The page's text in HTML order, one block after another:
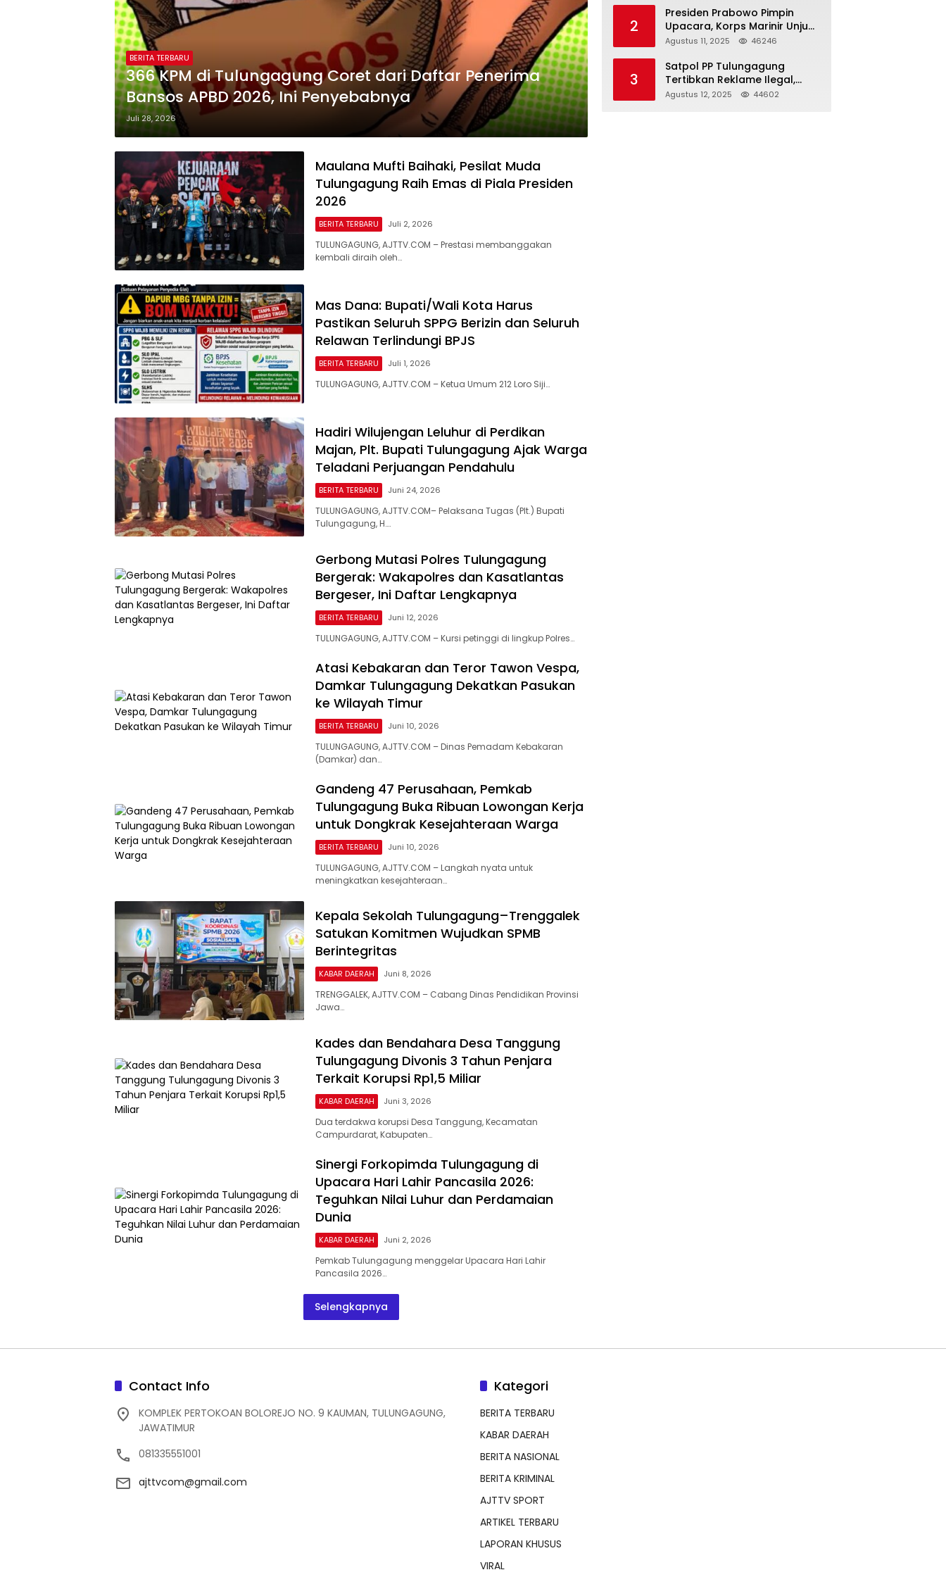
BERITA TERBARU
366 KPM di Tulungagung Coret dari Daftar Penerima
Bansos APBD 2026, Ini Penyebabnya
Juli 28, 2026
Maulana Mufti Baihaki, Pesilat Muda
Tulungagung Raih Emas di Piala Presiden
2026
BERITA TERBARU Juli 2, 2026
TULUNGAGUNG, AJTTV.COM – Prestasi membanggakan
kembali diraih oleh…
Mas Dana: Bupati/Wali Kota Harus
Pastikan Seluruh SPPG Berizin dan Seluruh
Relawan Terlindungi BPJS
BERITA TERBARU Juli 1, 2026
TULUNGAGUNG, AJTTV.COM – Ketua Umum 212 Loro Siji…
Hadiri Wilujengan Leluhur di Perdikan
Majan, Plt. Bupati Tulungagung Ajak Warga
Teladani Perjuangan Pendahulu
BERITA TERBARU Juni 24, 2026
TULUNGAGUNG, AJTTV.COM– Pelaksana Tugas (Plt.) Bupati
Tulungagung, H….
Gerbong Mutasi Polres Tulungagung
Bergerak: Wakapolres dan Kasatlantas
Bergeser, Ini Daftar Lengkapnya
BERITA TERBARU Juni 12, 2026
TULUNGAGUNG, AJTTV.COM – Kursi petinggi di lingkup Polres…
Atasi Kebakaran dan Teror Tawon Vespa,
Damkar Tulungagung Dekatkan Pasukan
ke Wilayah Timur
BERITA TERBARU Juni 10, 2026
TULUNGAGUNG, AJTTV.COM – Dinas Pemadam Kebakaran
(Damkar) dan…
Gandeng 47 Perusahaan, Pemkab
Tulungagung Buka Ribuan Lowongan Kerja
untuk Dongkrak Kesejahteraan Warga
BERITA TERBARU Juni 10, 2026
TULUNGAGUNG, AJTTV.COM – Langkah nyata untuk
meningkatkan kesejahteraan…
Kepala Sekolah Tulungagung–Trenggalek
Satukan Komitmen Wujudkan SPMB
Berintegritas
KABAR DAERAH Juni 8, 2026
TRENGGALEK, AJTTV.COM – Cabang Dinas Pendidikan Provinsi
Jawa…
Kades dan Bendahara Desa Tanggung
Tulungagung Divonis 3 Tahun Penjara
Terkait Korupsi Rp1,5 Miliar
KABAR DAERAH Juni 3, 2026
Dua terdakwa korupsi Desa Tanggung, Kecamatan
Campurdarat, Kabupaten…
Sinergi Forkopimda Tulungagung di
Upacara Hari Lahir Pancasila 2026:
Teguhkan Nilai Luhur dan Perdamaian
Dunia
KABAR DAERAH Juni 2, 2026
Pemkab Tulungagung menggelar Upacara Hari Lahir
Pancasila 2026…
Selengkapnya
2
Presiden Prabowo Pimpin
Upacara, Korps Marinir Unjuk
Kekuatan dan Resmikan
Agustus 11, 2025 46246
3
Satpol PP Tulungagung
Tertibkan Reklame Ilegal,
Wujudkan Kota yang Rapi
Agustus 12, 2025 44602
Contact Info
KOMPLEK PERTOKOAN BOLOREJO NO. 9 KAUMAN, TULUNGAGUNG,
JAWATIMUR
081335551001
ajttvcom@gmail.com
Kategori
BERITA TERBARU
KABAR DAERAH
BERITA NASIONAL
BERITA KRIMINAL
AJTTV SPORT
ARTIKEL TERBARU
LAPORAN KHUSUS
VIRAL